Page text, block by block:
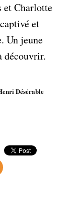
Charlotte
et
Un jeune
découvrir.
Désérable